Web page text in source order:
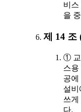
비스
을
제 14 조
① 교
스용
공에
설비
쓰게
다.